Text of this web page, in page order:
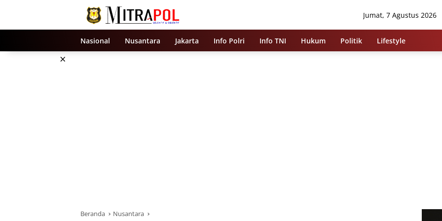
Jumat, 7 Agustus 2026
Nasional Nusantara Jakarta Info Polri Info TNI Hukum Politik Lifestyle
×
Beranda Nusantara